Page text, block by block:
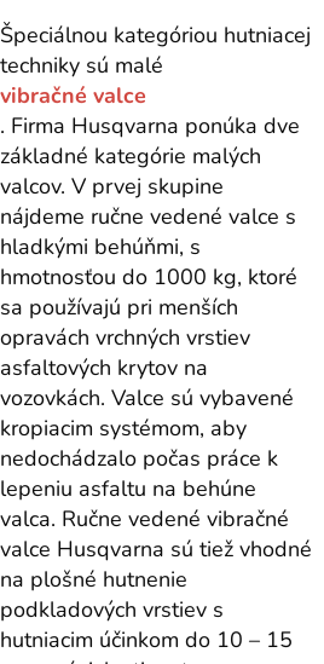
Špeciálnou kategóriou hutniacej
techniky sú malé
vibračné valce
. Firma Husqvarna ponúka dve
základné kategórie malých
valcov. V prvej skupine
nájdeme ručne vedené valce s
hladkými behúňmi, s
hmotnosťou do 1000 kg, ktoré
sa používajú pri menších
opravách vrchných vrstiev
asfaltových krytov na
vozovkách. Valce sú vybavené
kropiacim systémom, aby
nedochádzalo počas práce k
lepeniu asfaltu na behúne
valca. Ručne vedené vibračné
valce Husqvarna sú tiež vhodné
na plošné hutnenie
podkladových vrstiev s
hutniacim účinkom do 10 – 15